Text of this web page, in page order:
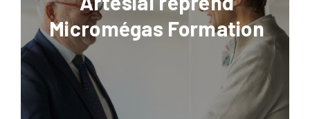
Micromégas Formation
LinkedInPinterest
Pour être efficace, une formation doit avant
tout être pratique et orientée action.